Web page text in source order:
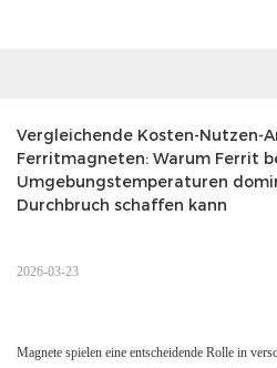
Vergleichende Kosten-Nutzen-
Ferritmagneten: Warum Ferrit
Umgebungstemperaturen
Durchbruch schaffen kann
2026-03-23
Magnete spielen eine entscheidende Rolle in